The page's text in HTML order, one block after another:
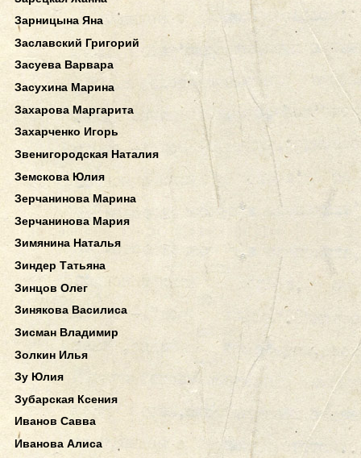
Зарницына Яна
Заславский Григорий
Засуева Варвара
Засухина Марина
Захарова Маргарита
Захарченко Игорь
Звенигородская Наталия
Земскова Юлия
Зерчанинова Марина
Зерчанинова Мария
Зимянина Наталья
Зиндер Татьяна
Зинцов Олег
Зинякова Василиса
Зисман Владимир
Золкин Илья
Зу Юлия
Зубарская Ксения
Иванов Савва
Иванова Алиса